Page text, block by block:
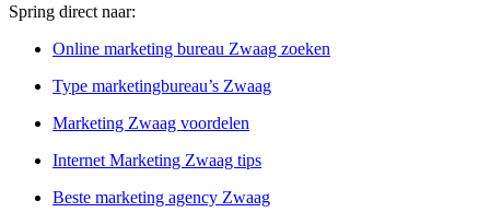
Spring direct naar:
Online marketing bureau Zwaag zoeken
Type marketingbureau’s Zwaag
Marketing Zwaag voordelen
Internet Marketing Zwaag tips
Beste marketing agency Zwaag